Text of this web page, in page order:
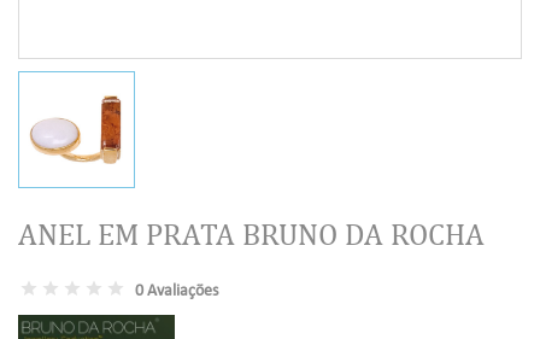
ANEL EM PRATA BRUNO DA ROCHA
0 Avaliações